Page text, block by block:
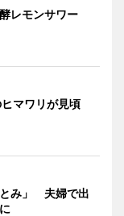
レモンサワー
ヒマワリが見頃
み」 夫婦で出